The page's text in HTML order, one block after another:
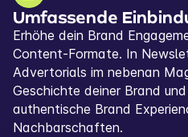
Umfassende
Erhöhe dein Brand
Content-Formate. In
Advertorials im nebenan
Geschichte deiner Brand
authentische Brand
Nachbarschaften.